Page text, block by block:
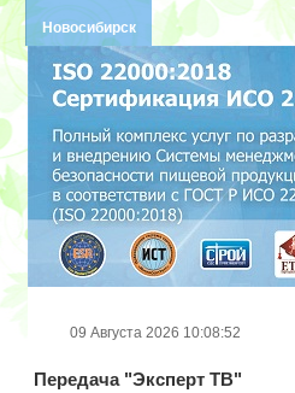
8 (812) 748-2493
Новосибирск
8 (383) 227-8449
09 Августа 2026 10:08:52
Передача"Эксперт ТВ"